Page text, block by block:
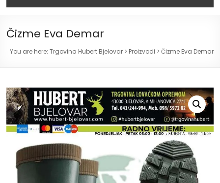
Čizme Eva Demar
You are here: Trgovina Hubert Bjelovar> Proizvodi > Čizme Eva Demar